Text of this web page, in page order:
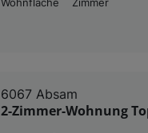
Wohnfläche
Zimmer
6067 Absam
2-Zimmer-Wohnung